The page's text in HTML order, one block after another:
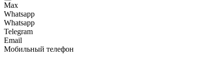
Max
Whatsapp
Whatsapp
Telegram
Email
Мобильный телефон